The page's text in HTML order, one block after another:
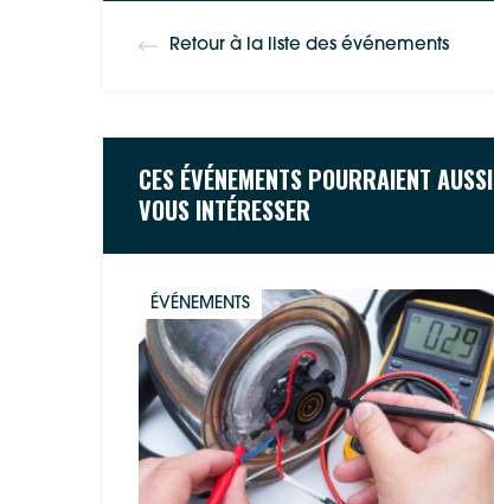
Retour à la liste des événements
CES ÉVÉNEMENTS POURRAIENT AUSSI
VOUS INTÉRESSER
ÉVÉNEMENTS